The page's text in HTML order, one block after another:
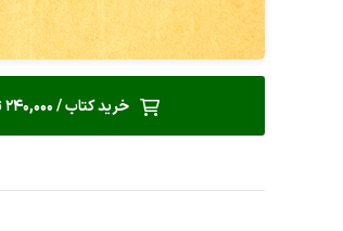
خرید کتاب / 240,000 تومان